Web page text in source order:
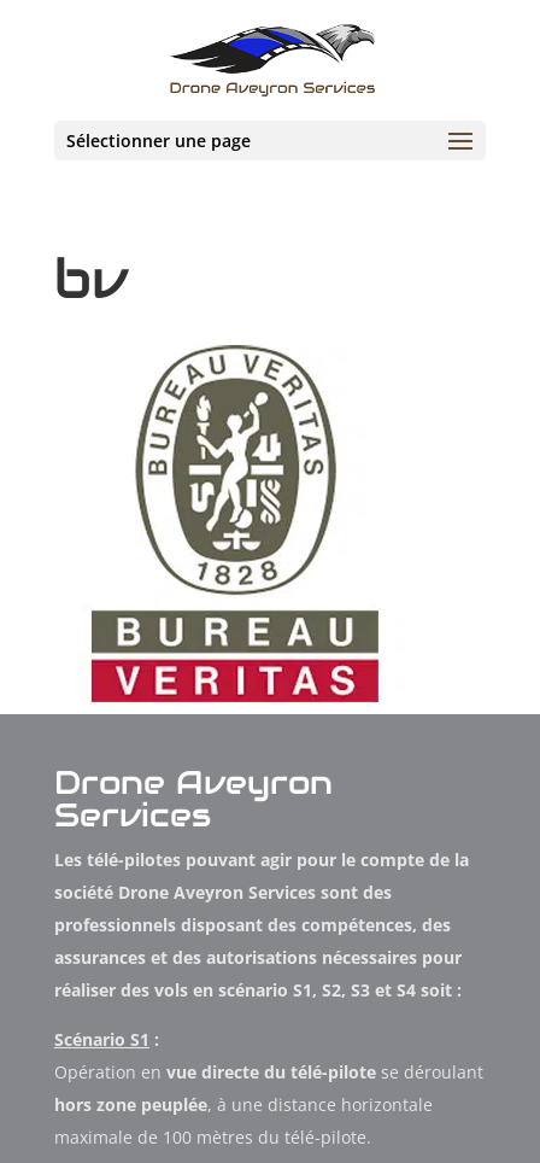
Sélectionner une page
bv
Drone Aveyron
Services
Les télé-pilotes pouvant agir pour le compte de la
société Drone Aveyron Services sont des
professionnels disposant des compétences, des
assurances et des autorisations nécessaires pour
réaliser des vols en scénario S1, S2, S3 et S4 soit :
Scénario S1 :
Opération en vue directe du télé-pilotese déroulant
hors zone peuplée, à une distance horizontale
maximale de 100 mètres du télé-pilote.